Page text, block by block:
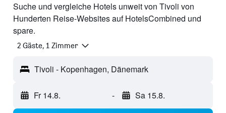
Suche und vergleiche Hotels unweit von Tivoli von
Hunderten Reise-Websites auf HotelsCombined und
spare.
2 Gäste, 1 Zimmer
Tivoli - Kopenhagen, Dänemark
Fr 14.8. - Sa 15.8.